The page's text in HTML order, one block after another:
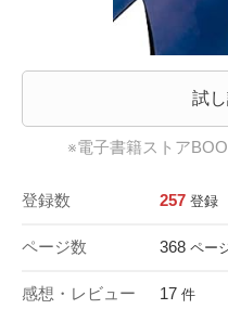
試
※電子書籍ストア
登録数 257 登録
ページ数 368 ペー
感想・レビュー 17 件